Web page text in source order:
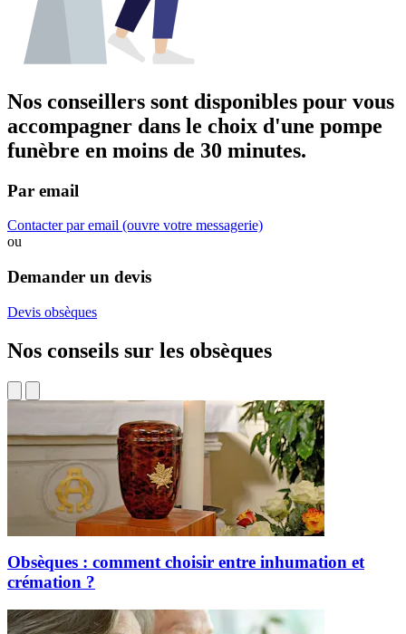
Nos conseillers sont disponibles pour vous
accompagner dans le choix d'une pompe
funèbre en moins de 30 minutes.
Par email
Contacter par email (ouvre votre messagerie)
ou
Demander un devis
Devis obsèques
Nos conseils sur les obsèques
Obsèques : comment choisir entre inhumation et
crémation ?